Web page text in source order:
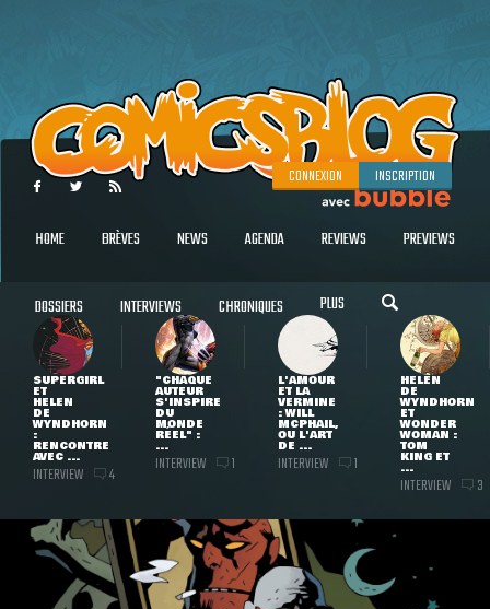
CONNEXION INSCRIPTION
HOME BRÈVES NEWS AGENDA REVIEWS PREVIEWS
DOSSIERS INTERVIEWS CHRONIQUES PLUS
SUPERGIRL
ET
HELEN
DE
WYNDHORN
:
RENCONTRE
AVEC ...
INTERVIEW 4
"CHAQUE
AUTEUR
S'INSPIRE
DU
MONDE
RÉEL" :
...
INTERVIEW 1
L'AMOUR
ET LA
VERMINE
: WILL
MCPHAIL,
OU L'ART
DE ...
INTERVIEW 1
HELEN
DE
WYNDHORN
ET
WONDER
WOMAN :
TOM
KING ET
...
INTERVIEW 3